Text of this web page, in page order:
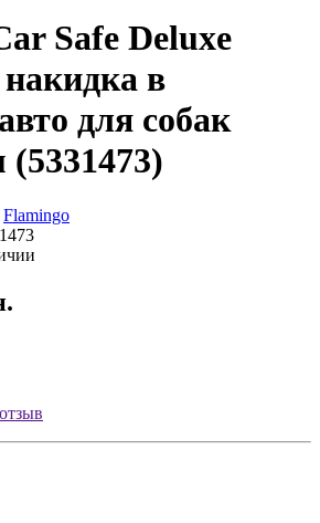
Safe Deluxe
в
для собак
(5331473)
Flamingo